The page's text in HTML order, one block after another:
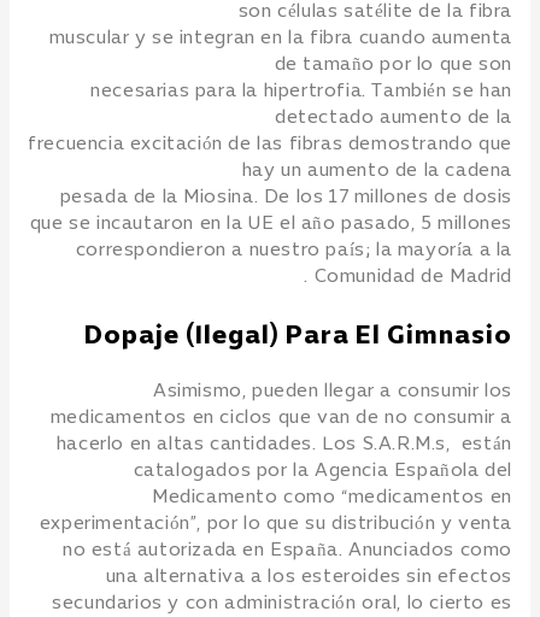
son células satélite de la fibra
muscular y se integran en la fibra cuando aumenta
de tamaño por lo que son
necesarias para la hipertrofia. También se han
detectado aumento de la
frecuencia excitación de las fibras demostrando que
hay un aumento de la cadena
pesada de la Miosina. De los 17 millones de dosis
que se incautaron en la UE el año pasado, 5 millones
correspondieron a nuestro país; la mayoría a la
Comunidad de Madrid .
Dopaje (ilegal) Para El Gimnasio
Asimismo, pueden llegar a consumir los
medicamentos en ciclos que van de no consumir a
hacerlo en altas cantidades. Los S.A.R.M.s, están
catalogados por la Agencia Española del
Medicamento como “medicamentos en
experimentación”, por lo que su distribución y venta
no está autorizada en España. Anunciados como
una alternativa a los esteroides sin efectos
secundarios y con administración oral, lo cierto es